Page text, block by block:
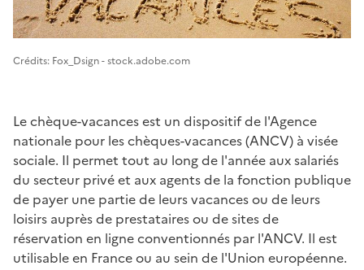
Image 1
Crédits: Fox_Dsign - stock.adobe.com
Le chèque-vacances est un dispositif de l'Agence
nationale pour les chèques-vacances (ANCV) à visée
sociale. Il permet tout au long de l'année aux salariés
du secteur privé et aux agents de la fonction publique
de payer une partie de leurs vacances ou de leurs
loisirs auprès de prestataires ou de sites de
réservation en ligne conventionnés par l'ANCV. Il est
utilisable en France ou au sein de l'Union européenne.